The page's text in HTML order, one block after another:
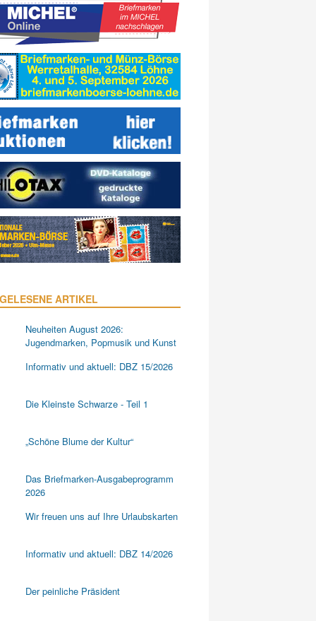
ARTIKEL
Neuheiten August 2026:
Jugendmarken, Popmusik und Kunst
Informativ und aktuell: DBZ 15/2026
Die Kleinste Schwarze - Teil 1
„Schöne Blume der Kultur“
Das Briefmarken-Ausgabeprogramm
2026
Wir freuen uns auf Ihre Urlaubskarten
Informativ und aktuell: DBZ 14/2026
Der peinliche Präsident